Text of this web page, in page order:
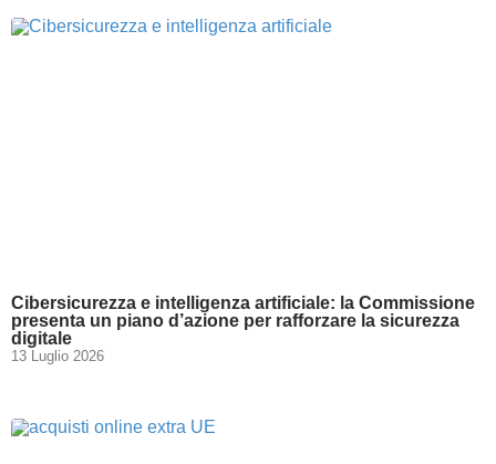
Cibersicurezza e intelligenza artificiale: la Commissione
presenta un piano d’azione per rafforzare la sicurezza
digitale
13 Luglio 2026